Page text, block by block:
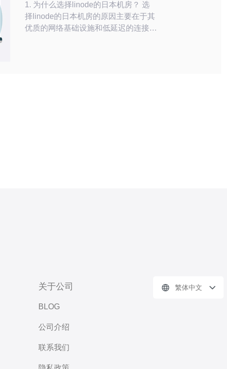
1. 为什么选择linode的日本机房？ 选
择linode的日本机房的原因主要在于其
优质的网络基础设施和低延迟的连接。
关于公司
BLOG
公司介绍
联系我们
繁体中文